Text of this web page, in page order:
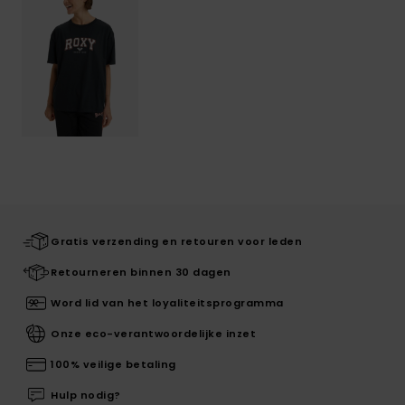
Gratis verzending en retouren voor leden
Retourneren binnen 30 dagen
Word lid van het loyaliteitsprogramma
Onze eco-verantwoordelijke inzet
100% veilige betaling
Hulp nodig?